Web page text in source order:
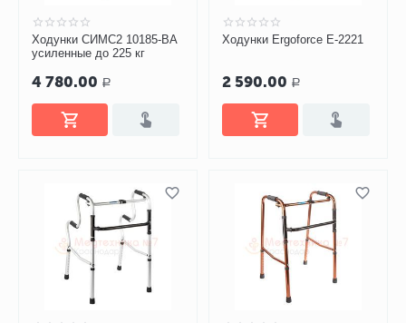
Ходунки СИМС2 10185-ВА
усиленные до 225 кг
4 780.00 Р
Ходунки Ergoforce Е-2221
2 590.00 Р